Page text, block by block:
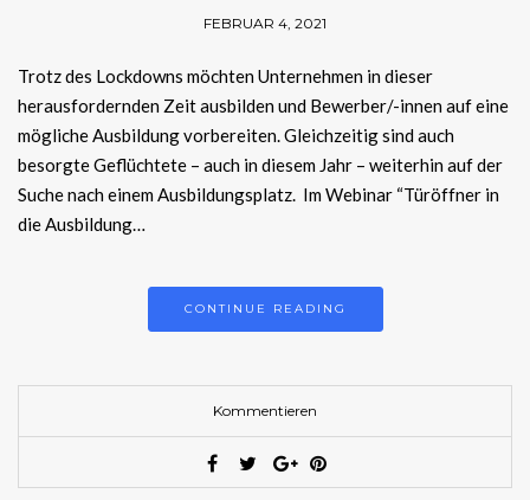
FEBRUAR 4, 2021
Trotz des Lockdowns möchten Unternehmen in dieser
herausfordernden Zeit ausbilden und Bewerber/-innen auf eine
mögliche Ausbildung vorbereiten. Gleichzeitig sind auch
besorgte Geflüchtete – auch in diesem Jahr – weiterhin auf der
Suche nach einem Ausbildungsplatz. Im Webinar “Türöffner in
die Ausbildung…
CONTINUE READING
Kommentieren